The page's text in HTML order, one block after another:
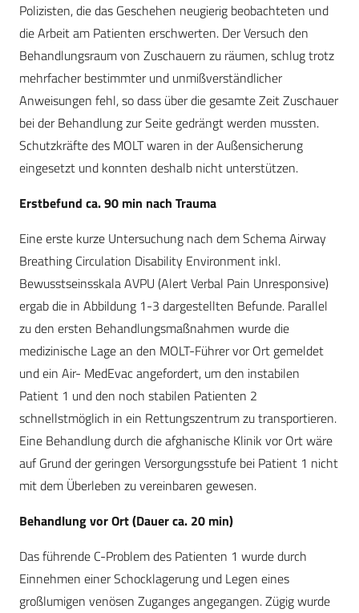
Polizisten, die das Geschehen neugierig beobachteten und
die Arbeit am Patienten erschwerten. Der Versuch den
Behandlungsraum von Zuschauern zu räumen, schlug trotz
mehrfacher bestimmter und unmißverständlicher
Anweisungen fehl, so dass über die gesamte Zeit Zuschauer
bei der Behandlung zur Seite gedrängt werden mussten.
Schutzkräfte des MOLT waren in der Außensicherung
eingesetzt und konnten deshalb nicht unterstützen.
Erstbefund ca. 90 min nach Trauma
Eine erste kurze Untersuchung nach dem Schema Airway
Breathing Circulation Disability Environment inkl.
Bewusstseinsskala AVPU (Alert Verbal Pain Unresponsive)
ergab die in Abbildung 1-3 dargestellten Befunde. Parallel
zu den ersten Behandlungsmaßnahmen wurde die
medizinische Lage an den MOLT-Führer vor Ort gemeldet
und ein Air- MedEvac angefordert, um den instabilen
Patient 1 und den noch stabilen Patienten 2
schnellstmöglich in ein Rettungszentrum zu transportieren.
Eine Behandlung durch die afghanische Klinik vor Ort wäre
auf Grund der geringen Versorgungsstufe bei Patient 1 nicht
mit dem Überleben zu vereinbaren gewesen.
Behandlung vor Ort (Dauer ca. 20 min)
Das führende C-Problem des Patienten 1 wurde durch
Einnehmen einer Schocklagerung und Legen eines
großlumigen venösen Zuganges angegangen. Zügig wurde